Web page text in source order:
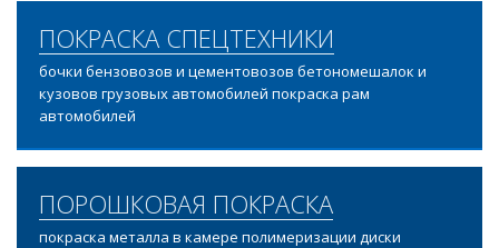
ПОКРАСКА СПЕЦТЕХНИКИ
бочки бензовозов и цементовозов бетономешалок и
кузовов грузовых автомобилей покраска рам
автомобилей
ПОРОШКОВАЯ ПОКРАСКА
покраска металла в камере полимеризации диски